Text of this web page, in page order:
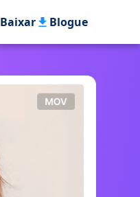
Baixar Blogue